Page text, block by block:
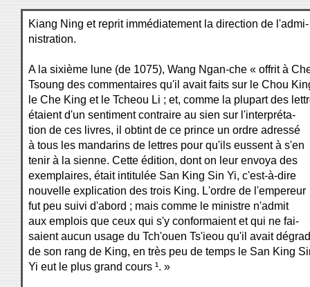
Kiang Ning et reprit immédiatement la direction de l'admi-
nistration.
A la sixième lune (de 1075), Wang Ngan-che « offrit à
Tsoung des commentaires qu'il avait faits sur le Chou
le Che King et le Tcheou Li ; et, comme la plupart des
étaient d'un sentiment contraire au sien sur l'interpréta-
tion de ces livres, il obtint de ce prince un ordre adressé
à tous les mandarins de lettres pour qu'ils eussent à s'en
tenir à la sienne. Cette édition, dont on leur envoya des
exemplaires, était intitulée San King Sin Yi, c'est-à-dire
nouvelle explication des trois King. L'ordre de l'empereur
fut peu suivi d'abord ; mais comme le ministre n'admit
aux emplois que ceux qui s'y conformaient et qui ne fai-
saient aucun usage du Tch'ouen Ts'ieou qu'il avait
de son rang de King, en très peu de temps le San King
Yi eut le plus grand cours ¹. »